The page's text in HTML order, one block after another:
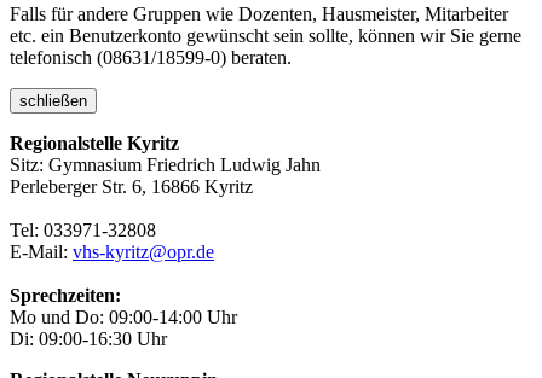
Falls für andere Gruppen wie Dozenten, Hausmeister, Mitarbeiter
etc. ein Benutzerkonto gewünscht sein sollte, können wir Sie gerne
telefonisch (08631/18599-0) beraten.
schließen
Regionalstelle Kyritz
Sitz: Gymnasium Friedrich Ludwig Jahn
Perleberger Str. 6, 16866 Kyritz
Tel: 033971-32808
E-Mail: vhs-kyritz@opr.de
Sprechzeiten:
Mo und Do: 09:00-14:00 Uhr
Di: 09:00-16:30 Uhr